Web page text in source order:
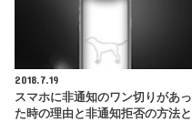
2018.7.19
スマホに非通知のワン切りがあっ
た時の理由と非通知拒否の方法と